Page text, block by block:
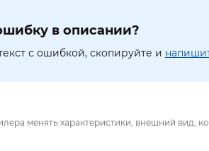
в описании?
с ошибкой, скопируйте и
менять характеристики, внешний вид,